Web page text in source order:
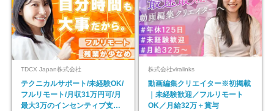
TDCX Japan株式会社
テクニカルサポート/未経験OK/
フルリモート/月収31万円可/月
最大3万のインセンティブ支給/
株式会社viralinks
動画編集クリエイター※初掲載
｜未経験歓迎／フルリモート
OK／月給32万＋賞与